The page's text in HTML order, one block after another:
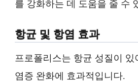
를 강화하는 데 도움을 줄 수
항균 및 항염 효과
프로폴리스는 항균 성질이 있
염증 완화에 효과적입니다.